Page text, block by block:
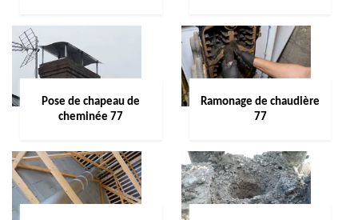
Pose de chapeau de
cheminée 77
Ramonage de chaudière
77